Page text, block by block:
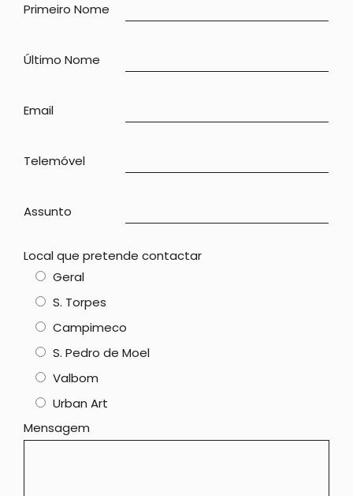
Primeiro Nome
Último Nome
Email
Telemóvel
Assunto
Local que pretende contactar
Geral
S. Torpes
Campimeco
S. Pedro de Moel
Valbom
Urban Art
Mensagem